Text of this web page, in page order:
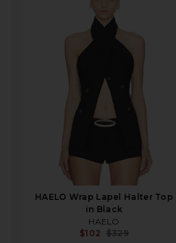
HAELO Wrap Lapel Halter Top
in Black
HAELO
$102 $329